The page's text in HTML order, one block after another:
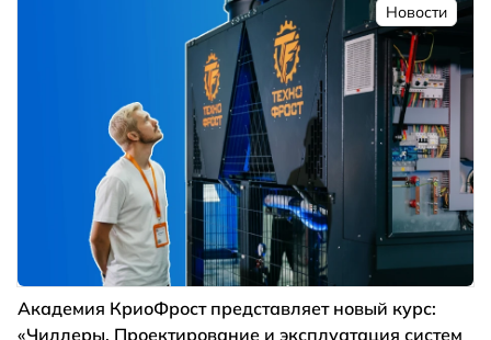
Новости
Академия КриоФрост представляет новый курс:
«Чиллеры. Проектирование и эксплуатация систем